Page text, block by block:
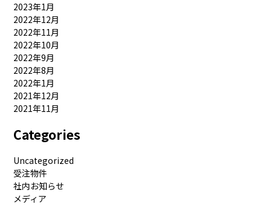
2023年1月
2022年12月
2022年11月
2022年10月
2022年9月
2022年8月
2022年1月
2021年12月
2021年11月
Categories
Uncategorized
受注物件
社内お知らせ
メディア